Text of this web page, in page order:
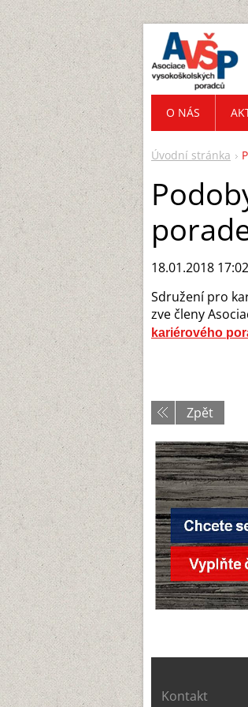
Úvodní stránka
18.01.2018 17:02
Sdružení pro
zve členy
kariérového
Zpět
O NÁS
Kontakt